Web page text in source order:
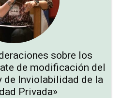
sobre los
de modificación del
de Inviolabilidad de la
Privada»